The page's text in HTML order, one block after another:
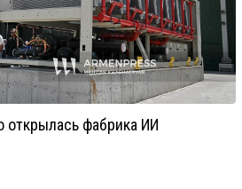
открылась фабрика ИИ